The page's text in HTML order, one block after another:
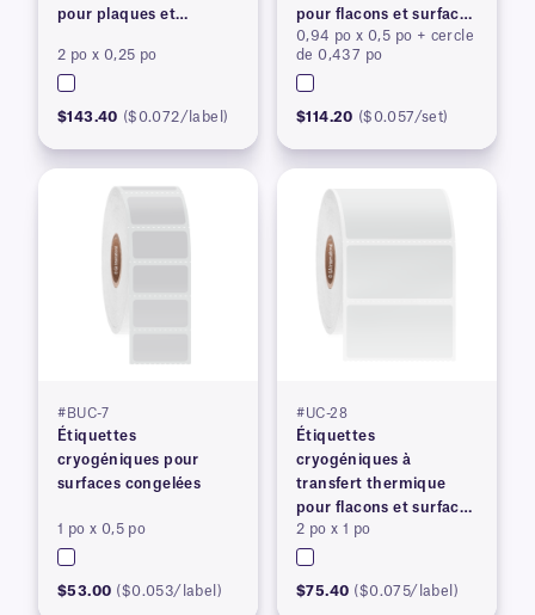
pour plaques et
2 po x 0,25 po
$143.40 ($0.072/label)
pour flacons et surfaces
congelés
0,94 po x 0,5 po + cercle
de 0,437 po
$114.20 ($0.057/set)
#BUC-7
Étiquettes
cryogéniques pour
surfaces congelées
1 po x 0,5 po
$53.00 ($0.053/label)
#UC-28
Étiquettes
cryogéniques à
transfert thermique
pour flacons et surfaces
congelés
2 po x 1 po
$75.40 ($0.075/label)